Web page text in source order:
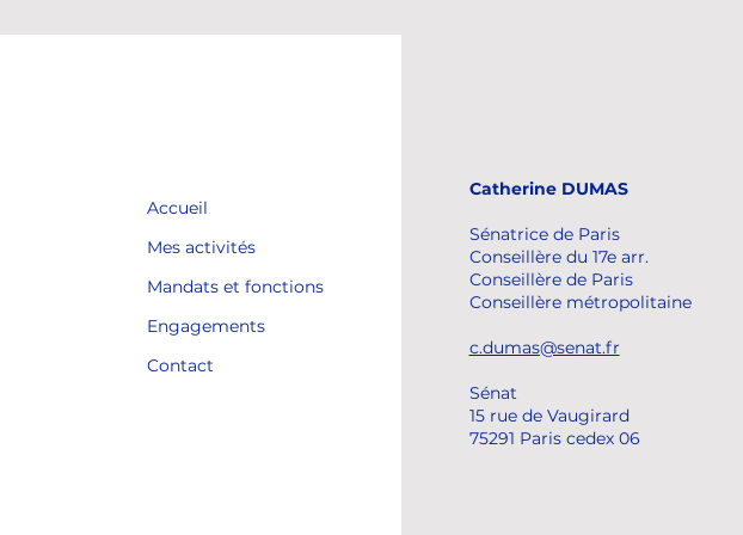
Accueil
Mes activités
Mandats et fonctions
Engagements
Contact
Catherine DUMAS
Sénatrice de Paris
Conseillère du 17e arr.
Conseillère de Paris
Conseillère métropolitaine
c.dumas@senat.fr
Sénat
15 rue de Vaugirard
75291 Paris cedex 06